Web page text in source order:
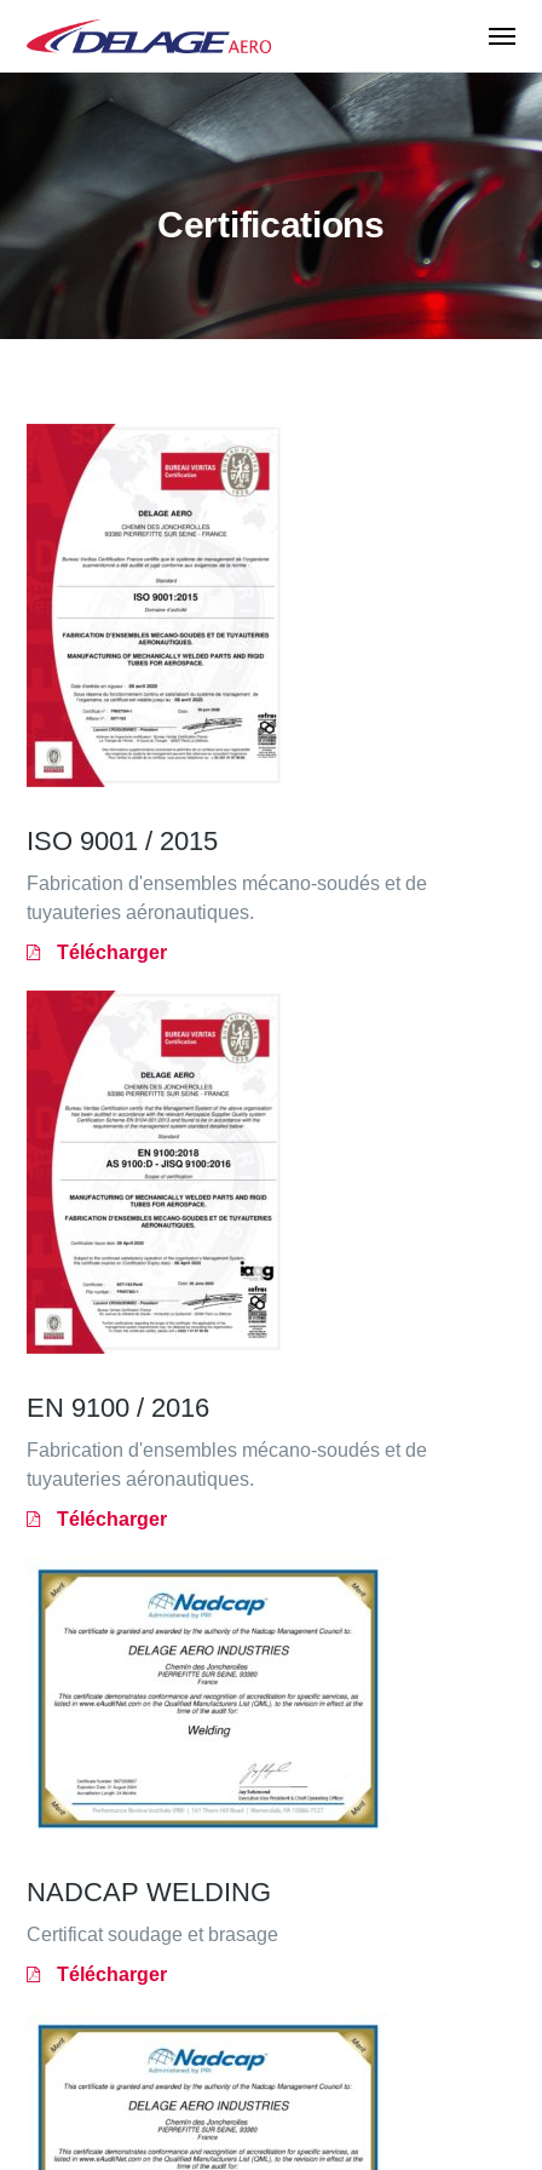
Certifications
ISO 9001 / 2015
Fabrication d'ensembles mécano-soudés et de
tuyauteries aéronautiques.
Télécharger
EN 9100 / 2016
Fabrication d'ensembles mécano-soudés et de
tuyauteries aéronautiques.
Télécharger
NADCAP WELDING
Certificat soudage et brasage
Télécharger